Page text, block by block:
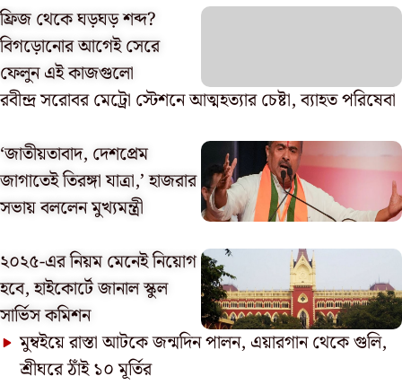
ফ্রিজ থেকে ঘড়ঘড় শব্দ?
বিগড়োনোর আগেই সেরে
ফেলুন এই কাজগুলো
রবীন্দ্র সরোবর মেট্রো স্টেশনে আত্মহত্যার চেষ্টা, ব্যাহত পরিষেবা
‘জাতীয়তাবাদ, দেশপ্রেম
জাগাতেই তিরঙ্গা যাত্রা,’ হাজরার
সভায় বললেন মুখ্যমন্ত্রী
২০২৫-এর নিয়ম মেনেই নিয়োগ
হবে, হাইকোর্টে জানাল স্কুল
সার্ভিস কমিশন
মুম্বইয়ে রাস্তা আটকে জন্মদিন পালন, এয়ারগান থেকে গুলি,
শ্রীঘরে ঠাঁই ১০ মূর্তির